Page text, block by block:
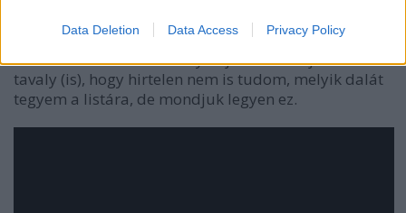
Data Deletion Data Access Privacy Policy
Jungle: I’ve Been in Love
A brit elektronikus duó olyan jó lemezzel jött ki
tavaly (is), hogy hirtelen nem is tudom, melyik dalát
tegyem a listára, de mondjuk legyen ez.